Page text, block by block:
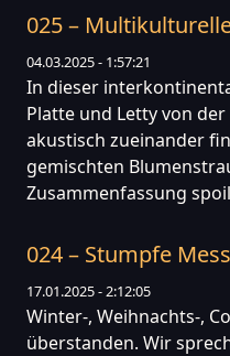
025 –
04.03.2025 - 1:57:21
In dieser
Platte und Letty von
akustisch zueinander
gemischten
Zusammenfassung
024 – Stumpfe
17.01.2025 - 2:12:05
Winter-, Weihnachts-,
überstanden. Wir